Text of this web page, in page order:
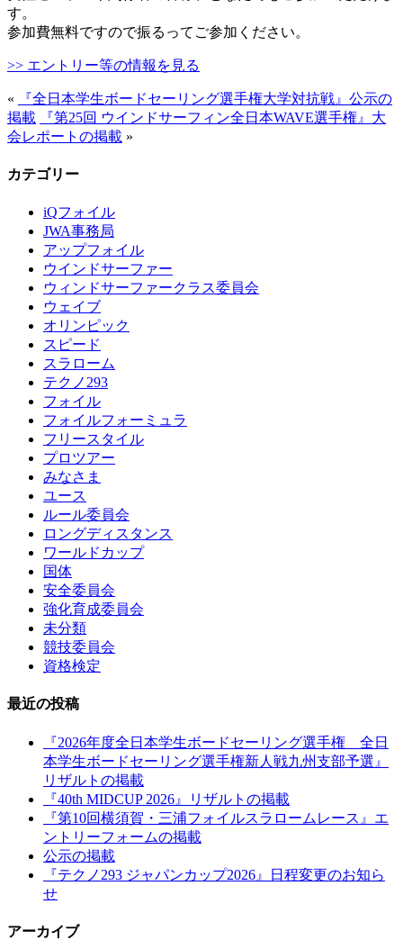
す。
参加費無料ですので振るってご参加ください。
>> エントリー等の情報を見る
«
『全日本学生ボードセーリング選手権大学対抗戦』公示の
掲載
『第25回 ウインドサーフィン全日本WAVE選手権』大
会レポートの掲載 »
カテゴリー
iQフォイル
JWA事務局
アップフォイル
ウインドサーファー
ウィンドサーファークラス委員会
ウェイブ
オリンピック
スピード
スラローム
テクノ293
フォイル
フォイルフォーミュラ
フリースタイル
プロツアー
みなさま
ユース
ルール委員会
ロングディスタンス
ワールドカップ
国体
安全委員会
強化育成委員会
未分類
競技委員会
資格検定
最近の投稿
『2026年度全日本学生ボードセーリング選手権 全日
本学生ボードセーリング選手権新人戦九州支部予選』
リザルトの掲載
『40th MIDCUP 2026』リザルトの掲載
『第10回横須賀・三浦フォイルスラロームレース』エ
ントリーフォームの掲載
公示の掲載
『テクノ293 ジャパンカップ2026』日程変更のお知ら
せ
アーカイブ